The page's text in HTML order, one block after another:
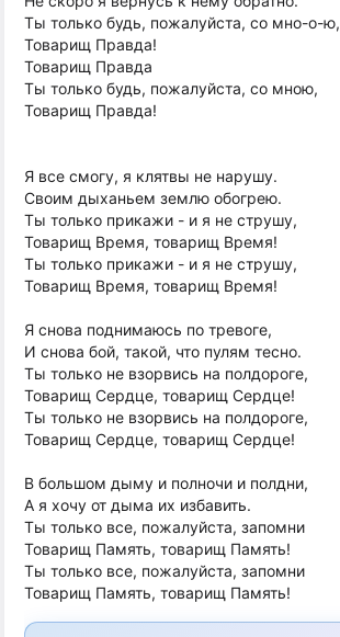
Ты только будь, пожалуйста, со мно-o-ю,
Товарищ Правда!
Товарищ Правда
Ты только будь, пожалуйста, со мною,
Товарищ Правда!
Я все смогу, я клятвы не нарушу.
Своим дыханьем землю обогрею.
Ты только прикажи - и я не струшу,
Товарищ Время, товарищ Время!
Ты только прикажи - и я не струшу,
Товарищ Время, товарищ Время!
Я снова поднимаюсь по тревоге,
И снова бой, такой, что пулям тесно.
Ты только не взорвись на полдороге,
Товарищ Сердце, товарищ Сердце!
Ты только не взорвись на полдороге,
Товарищ Сердце, товарищ Сердце!
В большом дыму и полночи и полдни,
А я хочу от дыма их избавить.
Ты только все, пожалуйста, запомни
Товарищ Память, товарищ Память!
Ты только все, пожалуйста, запомни
Товарищ Память, товарищ Память!